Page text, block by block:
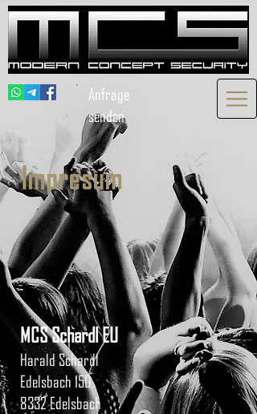
Anfrage
senden
Impresum
MCS Schardl EU
Harald Schardl
Edelsbach 150,
8332 Edelsbach